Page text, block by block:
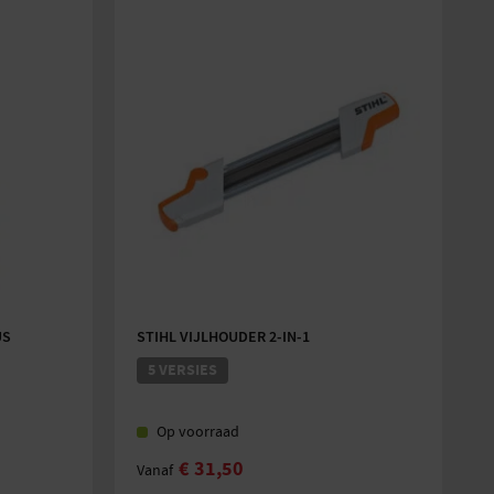
STIHL VIJLHOUDER 2-IN-1
5 VERSIES
Op voorraad
Vanaf € 31,50